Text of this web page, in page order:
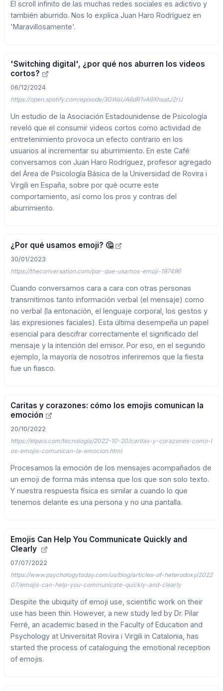
El scroll infinito de las muchas redes sociales es adictivo y
también aburrido. Nos lo explica Juan Haro Rodríguez en
'Maravillosamente'.
'Switching digital', ¿por qué nos aburren los videos
cortos?
06/12/2024
https://open.spotify.com/episode/3GWaUA6dR1vA9XhsatJ2rU
Un estudio de la Asociación Estadounidense de Psicología
reveló que el consumir videos cortos como actividad de
entretenimiento provoca un efecto contrario en los
usuarios al incrementar su aburrimiento. En este Café
conversamos con Juan Haro Rodríguez, profesor agregado
del Área de Psicología Básica de la Universidad de Rovira i
Virgili en España, sobre por qué ocurre este
comportamiento, así como los pros y contras del
aburrimiento.
¿Por qué usamos emoji? 🤔
30/01/2023
https://theconversation.com/por-que-usamos-emoji-197496
Cuando conversamos cara a cara con otras personas
transmitimos tanto información verbal (el mensaje) como
no verbal (la entonación, el lenguaje corporal, los gestos y
las expresiones faciales). Esta última desempeña un papel
esencial para descifrar correctamente el significado del
mensaje y la intención del emisor. Por eso, en el segundo
ejemplo, la mayoría de nosotros inferiremos que la fiesta
fue un fiasco.
Caritas y corazones: cómo los emojis comunican la
emoción
20/10/2022
https://elpais.com/tecnologia/2022-10-20/caritas-y-corazones-como-l
os-emojis-comunican-la-emocion.html
Procesamos la emoción de los mensajes acompañados de
un emoji de forma más intensa que los que son solo texto.
Y nuestra respuesta física es similar a cuando lo que
tenemos delante es una persona y no una pantalla.
Emojis Can Help You Communicate Quickly and
Clearly
07/07/2022
https://www.psychologytoday.com/us/blog/articles-of-heterodoxy/2022
07/emojis-can-help-you-communicate-quickly-and-clearly
Despite the ubiquity of emoji use, scientific work on their
use has been thin. However, a new study led by Dr. Pilar
Ferré, an academic based in the Faculty of Education and
Psychology at Universitat Rovira i Virgili in Catalonia, has
started the process of cataloguing the emotional reception
of emojis.